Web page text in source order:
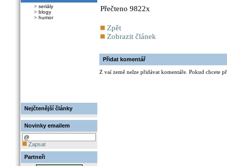
> seriály
> blogy
> humor
Nejčtenější články
Novinky emailem
Zapsat
Partneři
Přečteno 9822x
Zpět
Zobrazit článek
Přidat komentář
Z vaí země nelze přidávat komentáře. Pokud chcete